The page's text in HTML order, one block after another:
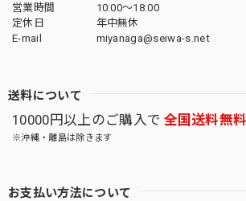
営業時間
10:00～18:00
定休日
年中無休
E-mail
miyanaga@seiwa-s.net
送料について
10000円以上のご購入で 全国送料無料
※沖縄・離島は除きます
お支払い方法について